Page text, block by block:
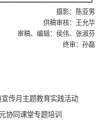
摄影：陈亚男
供稿审核：王允华
审稿、编辑：侯伟、张淑芬
终审：孙磊
传月主题教育实践活动
协同课堂专题培训